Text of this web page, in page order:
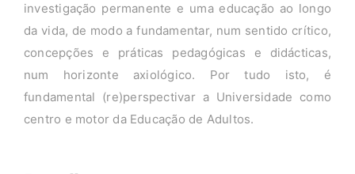
investigação permanente e uma educação ao longo
da vida, de modo a fundamentar, num sentido crítico,
concepções e práticas pedagógicas e didácticas,
num horizonte axiológico. Por tudo isto, é
fundamental (re)perspectivar a Universidade como
centro e motor da Educação de Adultos.